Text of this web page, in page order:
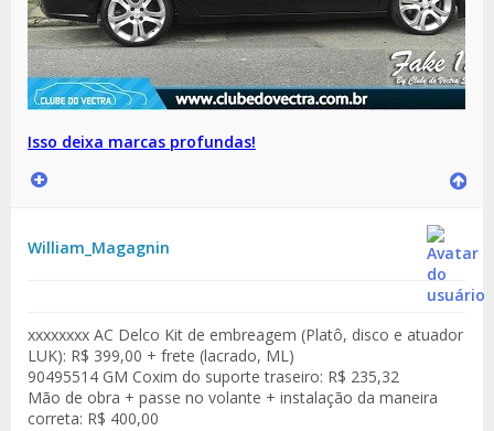
Isso deixa marcas profundas!
William_Magagnin
xxxxxxxx AC Delco Kit de embreagem (Platô, disco e atuador
LUK): R$ 399,00 + frete (lacrado, ML)
90495514 GM Coxim do suporte traseiro: R$ 235,32
Mão de obra + passe no volante + instalação da maneira
correta: R$ 400,00